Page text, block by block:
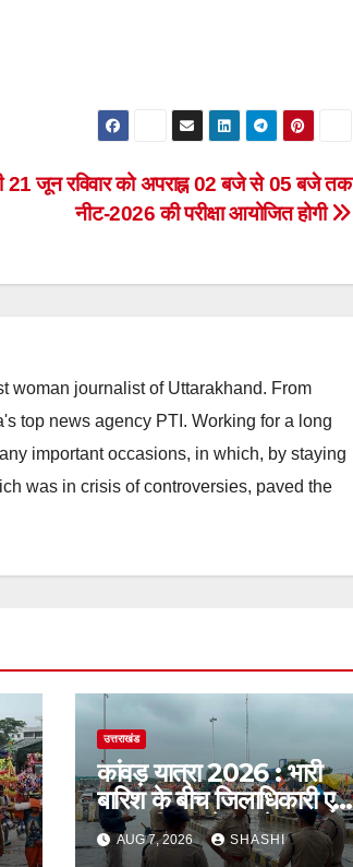
21 जून रविवार को अपराह्न 02 बजे से 05 बजे तक
नीट-2026 की परीक्षा आयोजित होगी
woman journalist of Uttarakhand. From
top news agency PTI. Working for a long
important occasions, in which, by staying
was in crisis of controversies, paved the
उत्तराखंड
कांवड़ यात्रा 2026 : भारी
बारिश के बीच जिलाधिकारी एवं
एसएसपी द्वारा देहात क्षेत्र का
भ्रमण, सुरक्षा व्यवस्थाओं का
AUG 7, 2026 SHASHI